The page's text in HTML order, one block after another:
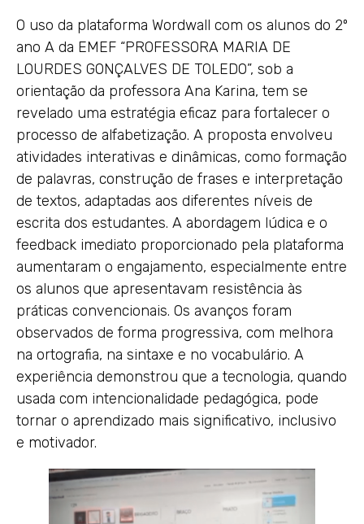
O uso da plataforma Wordwall com os alunos do 2º
ano A da EMEF “PROFESSORA MARIA DE
LOURDES GONÇALVES DE TOLEDO”, sob a
orientação da professora Ana Karina, tem se
revelado uma estratégia eficaz para fortalecer o
processo de alfabetização. A proposta envolveu
atividades interativas e dinâmicas, como formação
de palavras, construção de frases e interpretação
de textos, adaptadas aos diferentes níveis de
escrita dos estudantes. A abordagem lúdica e o
feedback imediato proporcionado pela plataforma
aumentaram o engajamento, especialmente entre
os alunos que apresentavam resistência às
práticas convencionais. Os avanços foram
observados de forma progressiva, com melhora
na ortografia, na sintaxe e no vocabulário. A
experiência demonstrou que a tecnologia, quando
usada com intencionalidade pedagógica, pode
tornar o aprendizado mais significativo, inclusivo
e motivador.